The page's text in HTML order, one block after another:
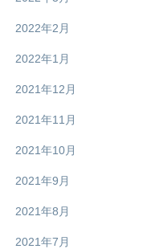
2022年2月
2022年1月
2021年12月
2021年11月
2021年10月
2021年9月
2021年8月
2021年7月